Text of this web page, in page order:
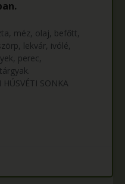
méz, olaj, befőtt,
lekvár, ivólé,
perec,
SONKA